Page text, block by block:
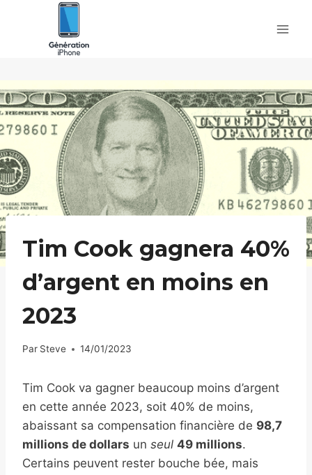
Tim Cook gagnera 40%
d’argent en moins en
2023
Par Steve 14/01/2023
Tim Cook va gagner beaucoup moins d’argent
en cette année 2023, soit 40% de moins,
abaissant sa compensation financière de 98,7
millions de dollars un seul 49 millions.
Certains peuvent rester bouche bée, mais